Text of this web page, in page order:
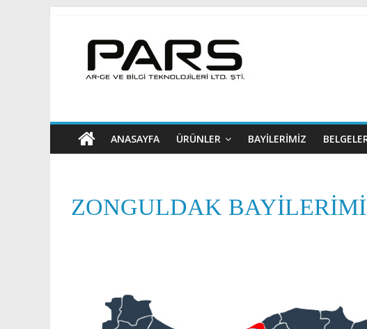
ANASAYFA ÜRÜNLER BAYİLERİMİZ
ZONGULDAK